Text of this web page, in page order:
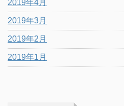
2019年4月
2019年3月
2019年2月
2019年1月